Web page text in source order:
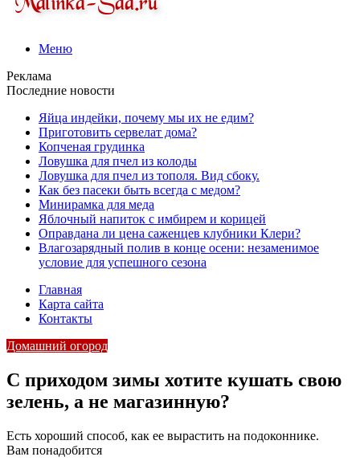
Меню
Реклама
Последние новости
Яйца индейки, почему мы их не едим?
Приготовить сервелат⁠⁠ дома?
Копченая грудинка
Ловушка для пчел из колоды
Ловушка для пчел из тополя. Вид сбоку.
Как без пасеки быть всегда с медом?
Минирамка для меда
Яблочный напиток с имбирем и корицей
Оправдана ли цена саженцев клубники Клери?
Влагозарядный полив в конце осени: незаменимое
условие для успешного сезона
Главная
Карта сайта
Контакты
Домашний огород
С приходом зимы хотите кушать свою
зелень, а не магазинную?
Есть хороший способ, как ее вырастить на подоконнике.
Вам понадобится